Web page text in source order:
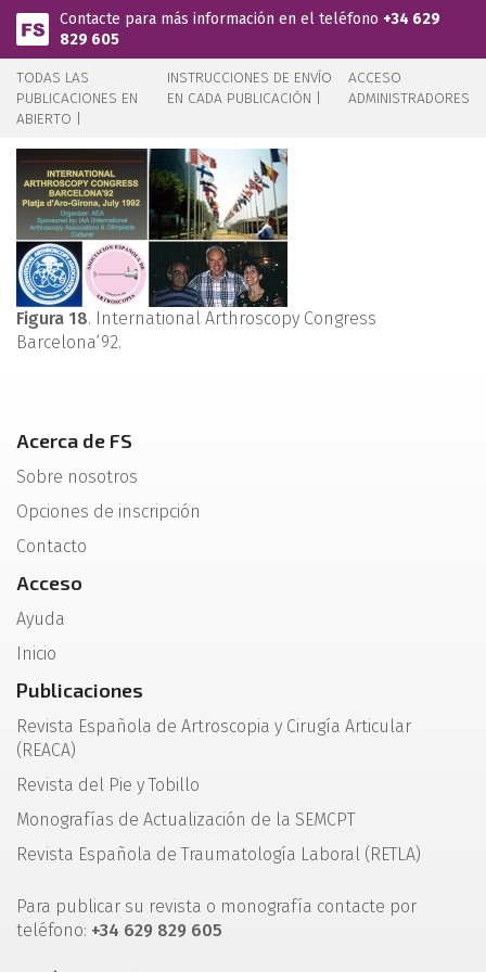
Pasar al contenido principal
Contacte para más información en el teléfono +34 629
829 605
TODAS LAS
PUBLICACIONES EN
ABIERTO |
INSTRUCCIONES DE ENVÍO
EN CADA PUBLICACIÓN |
ACCESO
ADMINISTRADORES
Figura 18. International Arthroscopy Congress
Barcelona‘92.
Acerca de FS
Sobre nosotros
Opciones de inscripción
Contacto
Acceso
Ayuda
Inicio
Publicaciones
Revista Española de Artroscopia y Cirugía Articular
(REACA)
Revista del Pie y Tobillo
Monografías de Actualización de la SEMCPT
Revista Española de Traumatología Laboral (RETLA)
Para publicar su revista o monografía contacte por
teléfono: +34 629 829 605